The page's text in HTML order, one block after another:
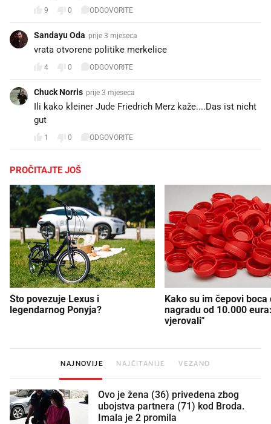
9 0 ODGOVORITE
Sandayu Oda prije 3 mjeseca
vrata otvorene politike merkelice
4 0 ODGOVORITE
Chuck Norris prije 3 mjeseca
Ili kako kleiner Jude Friedrich Merz kaže....Das ist nicht
gut
1 0 ODGOVORITE
PROČITAJTE JOŠ
Što povezuje Lexus i
legendarnog Ponyja?
Kako su im čepovi boca
nagradu od 10.000
vjerovali"
NAJNOVIJE NAJČITANIJE VEZANO
Ovo je žena (36) privedena zbog
ubojstva partnera (71) kod Broda.
Imala je 2 promila